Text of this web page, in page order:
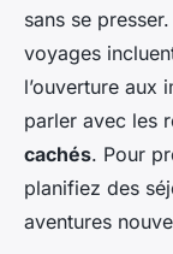
sans se
voyages
l’ouverture aux
parler avec les
cachés. Pour
planifiez des
aventures